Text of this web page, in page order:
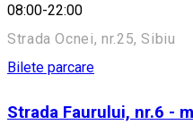
08:00-22:00
Strada Ocnei, nr.25, Sibiu
Bilete parcare
Strada Faurului, nr.6 -